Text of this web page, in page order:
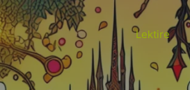
Lektire